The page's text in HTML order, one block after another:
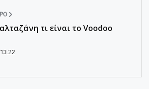
τι είναι το Voodoo